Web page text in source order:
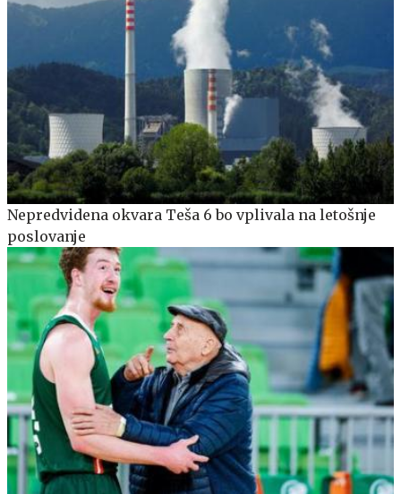
Nepredvidena okvara Teša 6 bo vplivala na letošnje
poslovanje